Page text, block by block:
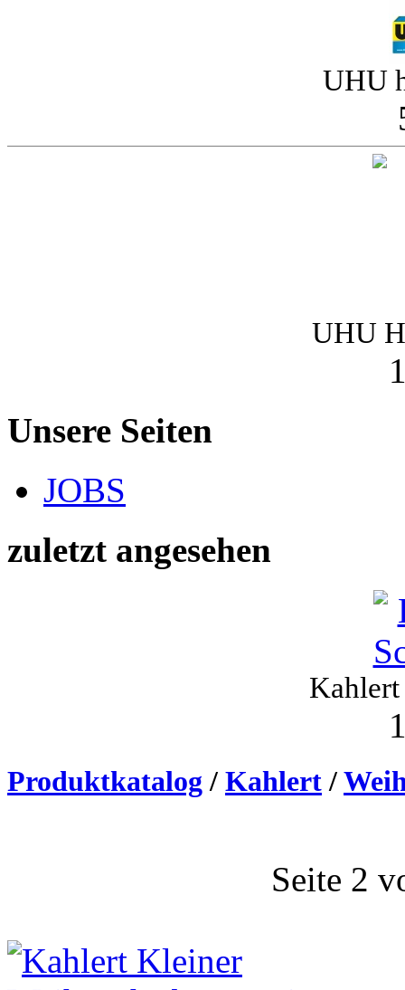
UHU
UHU
Unsere Seiten
JOBS
zuletzt angesehen
Produktkatalog / Kahlert /
Seite 2